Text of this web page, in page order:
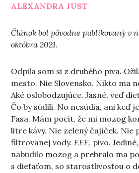
ALEXANDRA JUST
Článok bol pôvodne publikovaný v
októbra 2021.
Odpila som si z druhého piva.
mesto. Nie Slovensko. Nikto ma
Aké oslobodzujúce. Jasné, veď
Čo by súdili. No nesúdia, ani keď
Fasa. Mám pocit, že mi mozog
litre kávy. Nie zelený čajíček. Nie
filtrovanej vody. EEE, pivo.
nabudilo mozog a prebralo ma
s dieťaťom, so starostlivosťou o